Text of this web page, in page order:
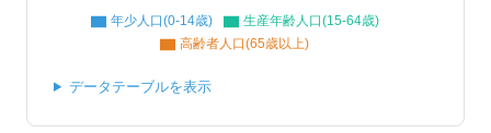
年少人口(0-14歳)
生産年齢人口(15-64歳)
高齢者人口(65歳以上)
データテーブルを表示